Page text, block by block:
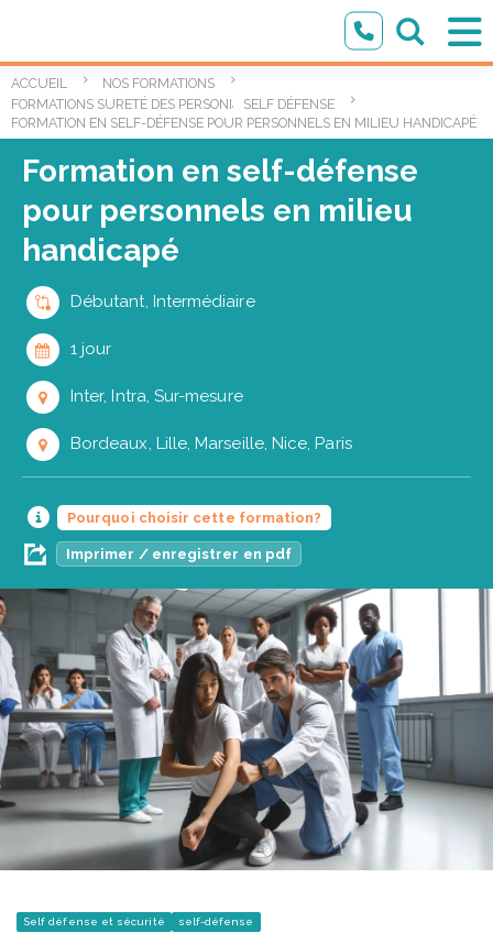
ACCUEIL
NOS FORMATIONS
FORMATIONS SURETÉ DES PERSONNES
,
SELF DÉFENSE
FORMATION EN SELF-DÉFENSE POUR PERSONNELS EN MILIEU HANDICAPÉ
Formation en self-défense
pour personnels en milieu
handicapé
Débutant, Intermédiaire
1 jour
Inter, Intra, Sur-mesure
Bordeaux, Lille, Marseille, Nice, Paris
Pourquoi choisir cette formation?
Imprimer / enregistrer en pdf
Self défense et sécurité self-défense